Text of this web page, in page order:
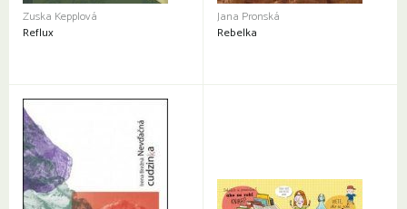
Zuska Kepplová
Reflux
Jana Pronská
Rebelka